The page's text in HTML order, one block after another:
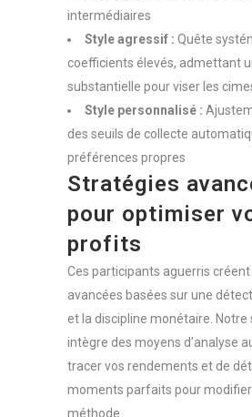
intermédiaires
Style agressif : Quête
coefficients élevés, admettant
substantielle pour viser les
Style personnalisé :
des seuils de collecte
préférences propres
Stratégies
pour optimiser
profits
Ces participants aguerris
avancées basées sur une
et la discipline monétaire. Notre
intègre des moyens d’analyse
tracer vos rendements et de
moments parfaits pour
méthode.